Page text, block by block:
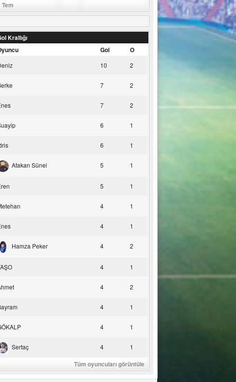
Tem
Krallığı
Gol O
10 2
7 2
7 2
6 1
6 1
Atakan Sünel 5 1
5 1
4 1
4 1
Hamza Peker 4 2
4 1
4 2
4 1
4 1
Sertaç 4 1
Tüm oyuncuları görüntüle